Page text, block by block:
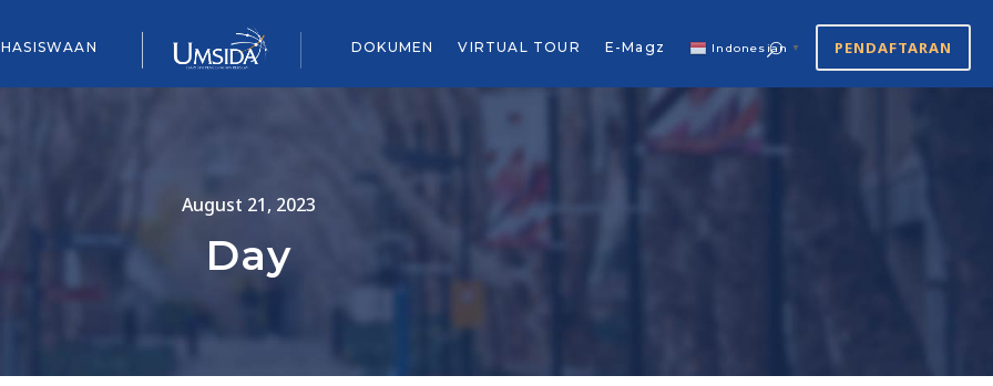
DOKUMEN VIRTUAL TOUR E-Magz Indonesian ▼ PENDAFTARAN
August 21, 2023
Day